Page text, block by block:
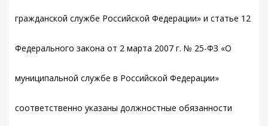
гражданской службе Российской Федерации» и статье 12
Федерального закона от 2 марта 2007 г. № 25-ФЗ «О
муниципальной службе в Российской Федерации»
соответственно указаны должностные обязанности